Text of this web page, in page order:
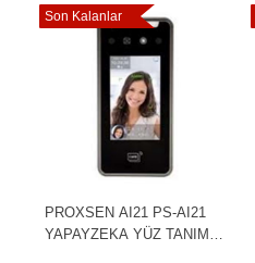
Son Kalanlar
PROXSEN AI21 PS-AI21
YAPAYZEKA YÜZ TANIMA